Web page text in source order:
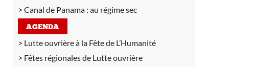
Canal de Panama : au régime sec
AGENDA
Lutte ouvrière à la Fête de L’Humanité
Fêtes régionales de Lutte ouvrière